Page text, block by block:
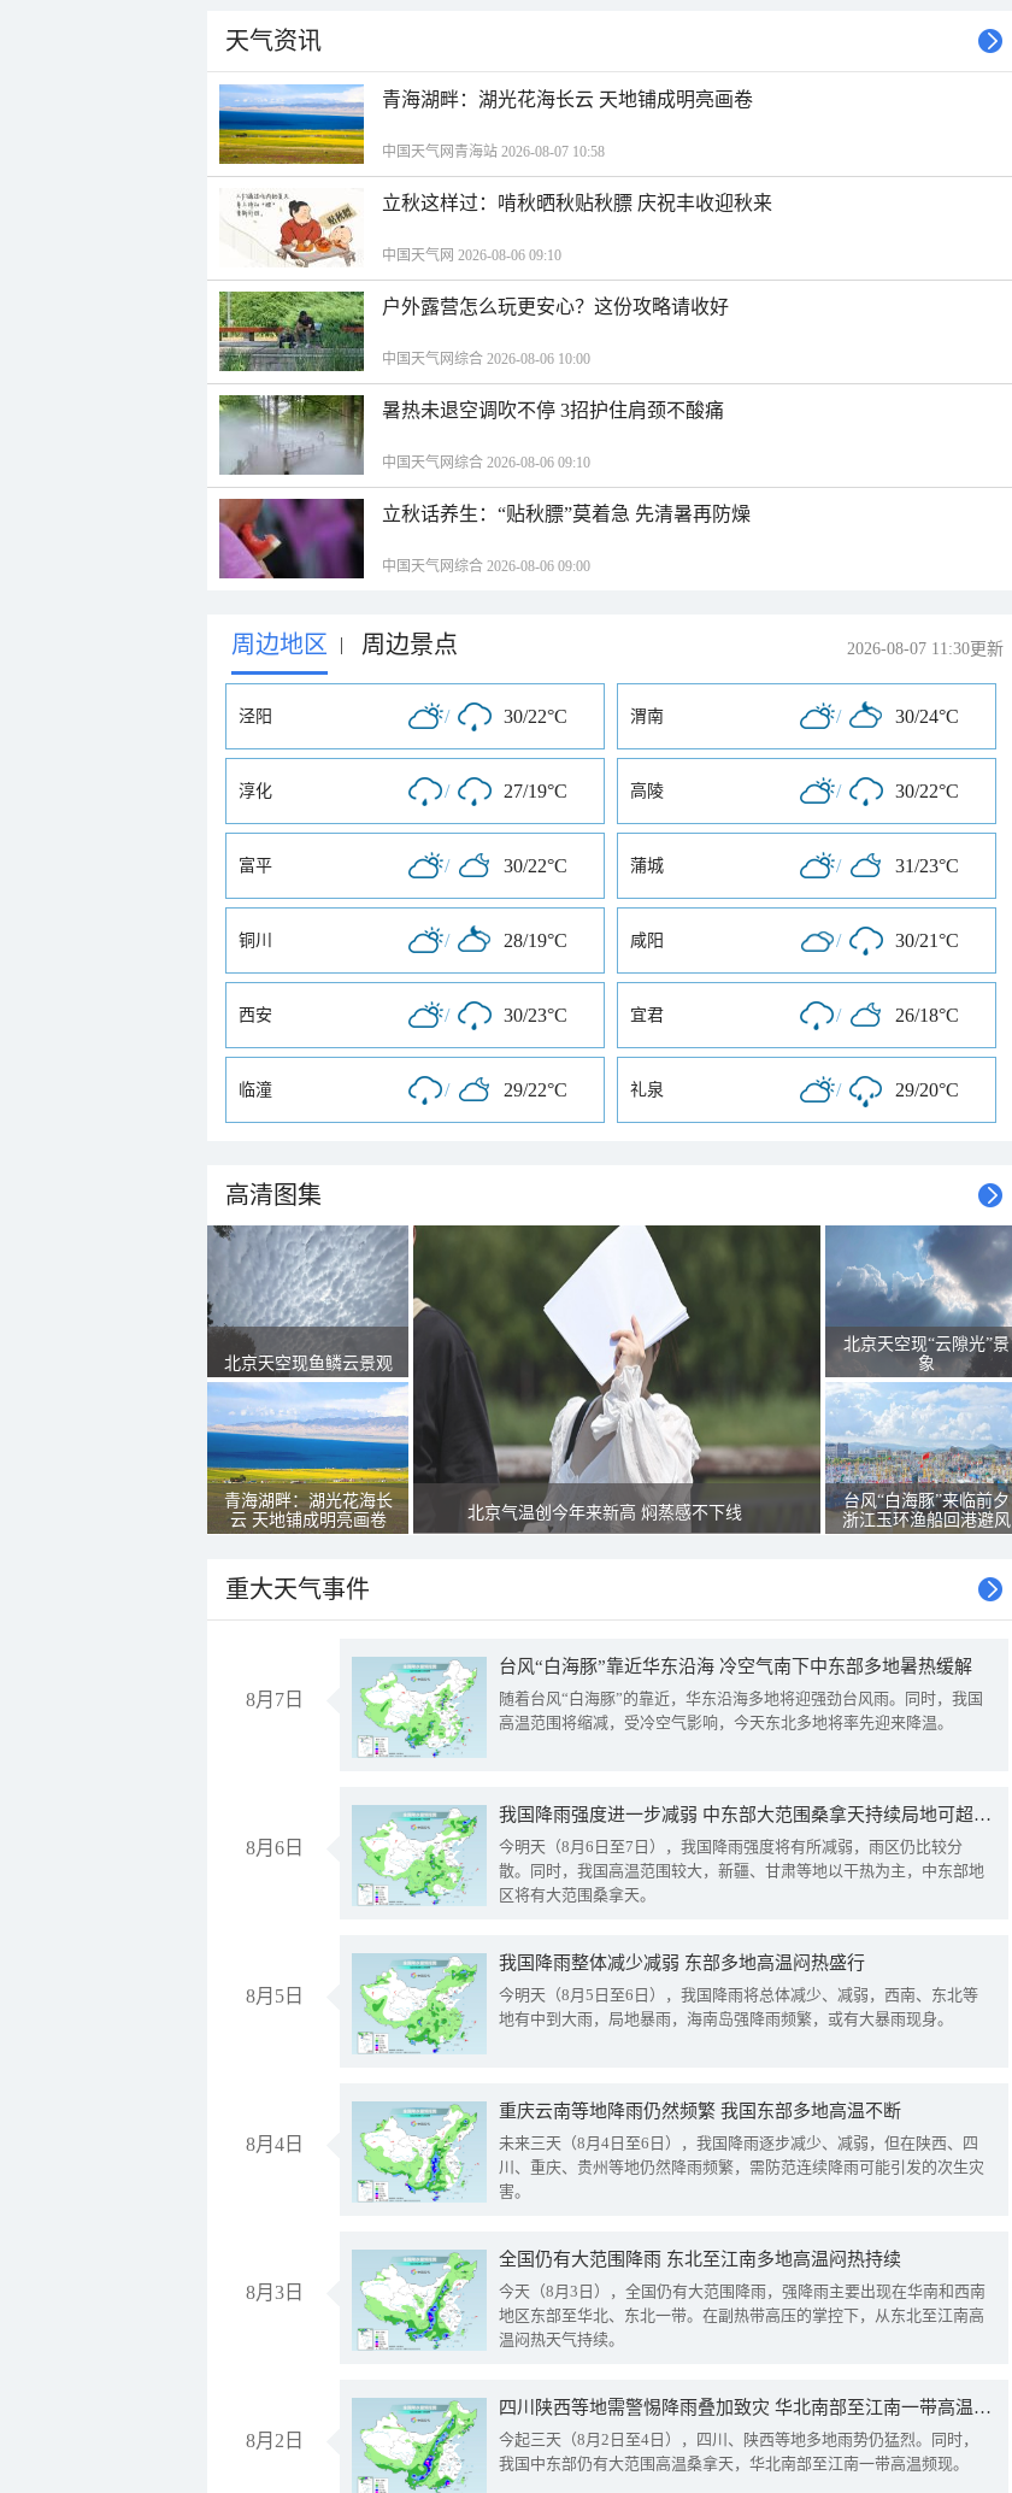
天气资讯
青海湖畔：湖光花海长云 天地铺成明亮画卷
中国天气网青海站 2026-08-07 10:58
立秋这样过：啃秋晒秋贴秋膘 庆祝丰收迎秋来
中国天气网 2026-08-06 09:10
户外露营怎么玩更安心？这份攻略请收好
中国天气网综合 2026-08-06 10:00
暑热未退空调吹不停 3招护住肩颈不酸痛
中国天气网综合 2026-08-06 09:10
立秋话养生：“贴秋膘”莫着急 先清暑再防燥
中国天气网综合 2026-08-06 09:00
周边地区 | 周边景点 2026-08-07 11:30更新
泾阳 / 30/22°C 渭南 / 30/24°C
淳化 / 27/19°C 高陵 / 30/22°C
富平 / 30/22°C 蒲城 / 31/23°C
铜川 / 28/19°C 咸阳 / 30/21°C
西安 / 30/23°C 宜君 / 26/18°C
临潼 / 29/22°C 礼泉 / 29/20°C
高清图集
北京天空现鱼鳞云景观
青海湖畔：湖光花海长
云 天地铺成明亮画卷
北京气温创今年来新高 焖蒸感不下线
北京天空现“云隙光”景
象
台风“白海豚”来临前夕
浙江玉环渔船回港避风
重大天气事件
8月7日
台风“白海豚”靠近华东沿海 冷空气南下中东部多地暑热缓解
随着台风“白海豚”的靠近，华东沿海多地将迎强劲台风雨。同时，我国
高温范围将缩减，受冷空气影响，今天东北多地将率先迎来降温。
8月6日
我国降雨强度进一步减弱 中东部大范围桑拿天持续局地可超38℃
今明天（8月6日至7日），我国降雨强度将有所减弱，雨区仍比较分
散。同时，我国高温范围较大，新疆、甘肃等地以干热为主，中东部地
区将有大范围桑拿天。
8月5日
我国降雨整体减少减弱 东部多地高温闷热盛行
今明天（8月5日至6日），我国降雨将总体减少、减弱，西南、东北等
地有中到大雨，局地暴雨，海南岛强降雨频繁，或有大暴雨现身。
8月4日
重庆云南等地降雨仍然频繁 我国东部多地高温不断
未来三天（8月4日至6日），我国降雨逐步减少、减弱，但在陕西、四
川、重庆、贵州等地仍然降雨频繁，需防范连续降雨可能引发的次生灾
害。
8月3日
全国仍有大范围降雨 东北至江南多地高温闷热持续
今天（8月3日），全国仍有大范围降雨，强降雨主要出现在华南和西南
地区东部至华北、东北一带。在副热带高压的掌控下，从东北至江南高
温闷热天气持续。
8月2日
四川陕西等地需警惕降雨叠加致灾 华北南部至江南一带高温频现
今起三天（8月2日至4日），四川、陕西等地多地雨势仍猛烈。同时，
我国中东部仍有大范围高温桑拿天，华北南部至江南一带高温频现。